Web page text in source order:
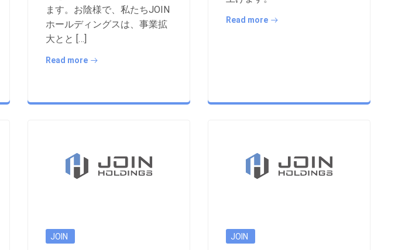
ます。お陰様で、私たちJOIN
ホールディングスは、事業拡
大とと […]
Read more
Read more
JOIN JOIN